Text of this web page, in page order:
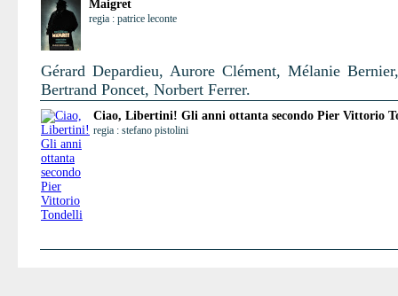
Maigret
regia : patrice leconte
Gérard Depardieu, Aurore Clément, Mélanie
Bertrand Poncet, Norbert Ferrer.
Ciao, Libertini! Gli anni ottanta secondo Pier Vittorio
regia : stefano pistolini